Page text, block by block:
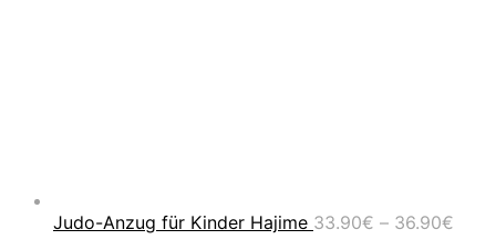
Judo-Anzug für Kinder Hajime 33.90€ – 36.90€